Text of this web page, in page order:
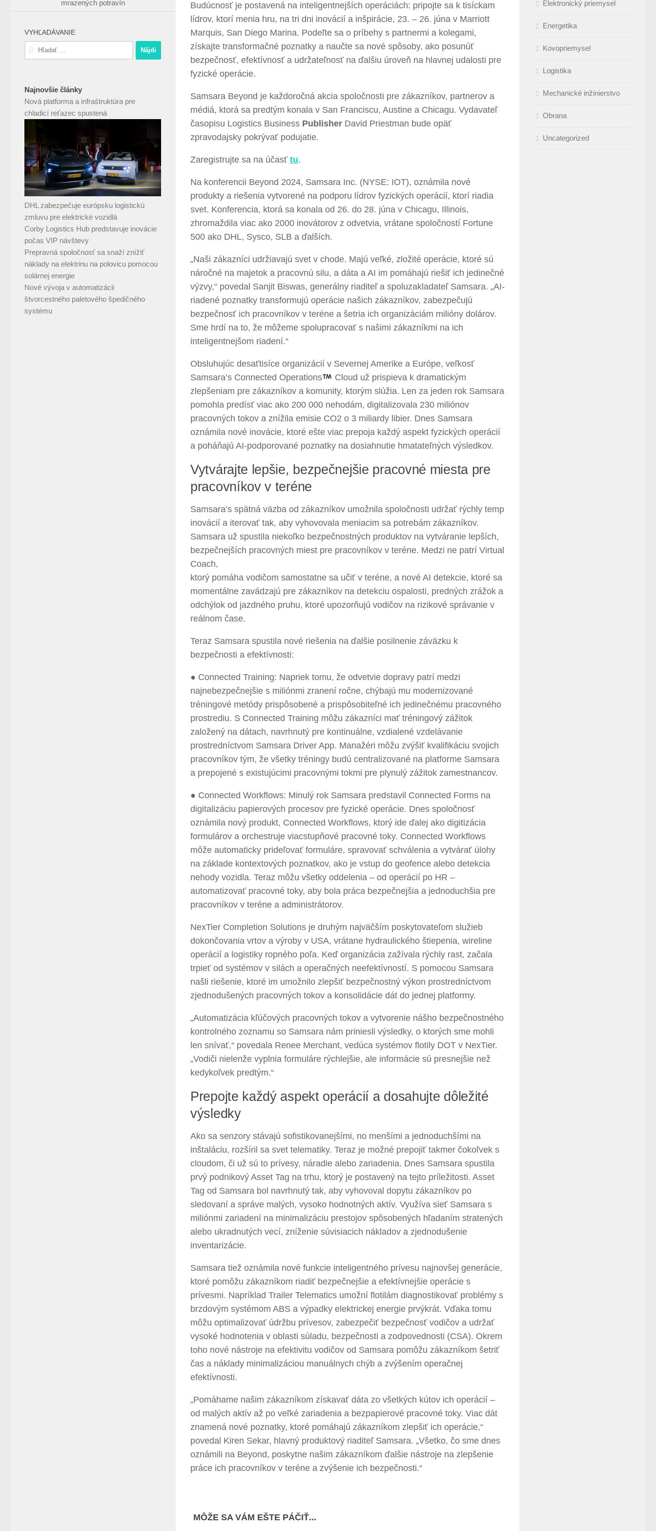
Budúcnosť je postavená na inteligentnejších operáciách: pripojte sa k tisíckam
lídrov, ktorí menia hru, na tri dni inovácií a inšpirácie, 23. – 26. júna v Marriott
Marquis, San Diego Marina. Podeľte sa o príbehy s partnermi a kolegami,
získajte transformačné poznatky a naučte sa nové spôsoby, ako posunúť
bezpečnosť, efektívnosť a udržateľnosť na ďalšiu úroveň na hlavnej udalosti pre
fyzické operácie.
Samsara Beyond je každoročná akcia spoločnosti pre zákazníkov, partnerov a
médiá, ktorá sa predtým konala v San Franciscu, Austine a Chicagu. Vydavateľ
časopisu Logistics Business Publisher David Priestman bude opäť
zpravodajsky pokrývať podujatie.
Zaregistrujte sa na účasť tu.
Na konferencii Beyond 2024, Samsara Inc. (NYSE: IOT), oznámila nové
produkty a riešenia vytvorené na podporu lídrov fyzických operácií, ktorí riadia
svet. Konferencia, ktorá sa konala od 26. do 28. júna v Chicagu, Illinois,
zhromaždila viac ako 2000 inovátorov z odvetvia, vrátane spoločností Fortune
500 ako DHL, Sysco, SLB a ďalších.
„Naši zákazníci udržiavajú svet v chode. Majú veľké, zložité operácie, ktoré sú
náročné na majetok a pracovnú silu, a dáta a AI im pomáhajú riešiť ich jedinečné
výzvy,“ povedal Sanjit Biswas, generálny riaditeľ a spoluzakladateľ Samsara. „AI-
riadené poznatky transformujú operácie našich zákazníkov, zabezpečujú
bezpečnosť ich pracovníkov v teréne a šetria ich organizáciám milióny dolárov.
Sme hrdí na to, že môžeme spolupracovať s našimi zákazníkmi na ich
inteligentnejšom riadení.“
Obsluhujúc desaťtisíce organizácií v Severnej Amerike a Európe, veľkosť
Samsara’s Connected Operations
Cloud už prispieva k dramatickým
zlepšeniam pre zákazníkov a komunity, ktorým slúžia. Len za jeden rok Samsara
pomohla predísť viac ako 200 000 nehodám, digitalizovala 230 miliónov
pracovných tokov a znížila emisie CO2 o 3 miliardy libier. Dnes Samsara
oznámila nové inovácie, ktoré ešte viac prepoja každý aspekt fyzických operácií
a poháňajú AI-podporované poznatky na dosiahnutie hmatateľných výsledkov.
Vytvárajte lepšie, bezpečnejšie pracovné miesta pre
pracovníkov v teréne
Samsara’s spätná väzba od zákazníkov umožnila spoločnosti udržať rýchly temp
inovácií a iterovať tak, aby vyhovovala meniacim sa potrebám zákazníkov.
Samsara už spustila niekoľko bezpečnostných produktov na vytváranie lepších,
bezpečnejších pracovných miest pre pracovníkov v teréne. Medzi ne patrí Virtual
Coach,
ktorý pomáha vodičom samostatne sa učiť v teréne, a nové AI detekcie, ktoré sa
momentálne zavádzajú pre zákazníkov na detekciu ospalosti, predných zrážok a
odchýlok od jazdného pruhu, ktoré upozorňujú vodičov na rizikové správanie v
reálnom čase.
Teraz Samsara spustila nové riešenia na ďalšie posilnenie záväzku k
bezpečnosti a efektívnosti:
● Connected Training: Napriek tomu, že odvetvie dopravy patrí medzi
najnebezpečnejšie s miliónmi zranení ročne, chýbajú mu modernizované
tréningové metódy prispôsobené a prispôsobiteľné ich jedinečnému pracovného
prostrediu. S Connected Training môžu zákazníci mať tréningový zážitok
založený na dátach, navrhnutý pre kontinuálne, vzdialené vzdelávanie
prostredníctvom Samsara Driver App. Manažéri môžu zvýšiť kvalifikáciu svojich
pracovníkov tým, že všetky tréningy budú centralizované na platforme Samsara
a prepojené s existujúcimi pracovnými tokmi pre plynulý zážitok zamestnancov.
● Connected Workflows: Minulý rok Samsara predstavil Connected Forms na
digitalizáciu papierových procesov pre fyzické operácie. Dnes spoločnosť
oznámila nový produkt, Connected Workflows, ktorý ide ďalej ako digitizácia
formulárov a orchestruje viacstupňové pracovné toky. Connected Workflows
môže automaticky prideľovať formuláre, spravovať schválenia a vytvárať úlohy
na základe kontextových poznatkov, ako je vstup do geofence alebo detekcia
nehody vozidla. Teraz môžu všetky oddelenia – od operácií po HR –
automatizovať pracovné toky, aby bola práca bezpečnejšia a jednoduchšia pre
pracovníkov v teréne a administrátorov.
NexTier Completion Solutions je druhým najväčším poskytovateľom služieb
dokončovania vrtov a výroby v USA, vrátane hydraulického štiepenia, wireline
operácií a logistiky ropného poľa. Keď organizácia zažívala rýchly rast, začala
trpieť od systémov v silách a operačných neefektívností. S pomocou Samsara
našli riešenie, ktoré im umožnilo zlepšiť bezpečnostný výkon prostredníctvom
zjednodušených pracovných tokov a konsolidácie dát do jednej platformy.
„Automatizácia kľúčových pracovných tokov a vytvorenie nášho bezpečnostného
kontrolného zoznamu so Samsara nám priniesli výsledky, o ktorých sme mohli
len snívať,“ povedala Renee Merchant, vedúca systémov flotily DOT v NexTier.
„Vodiči nielenže vyplnia formuláre rýchlejšie, ale informácie sú presnejšie než
kedykoľvek predtým.“
Prepojte každý aspekt operácií a dosahujte dôležité
výsledky
Ako sa senzory stávajú sofistikovanejšími, no menšími a jednoduchšími na
inštaláciu, rozšíril sa svet telematiky. Teraz je možné prepojiť takmer čokoľvek s
cloudom, či už sú to prívesy, náradie alebo zariadenia. Dnes Samsara spustila
prvý podnikový Asset Tag na trhu, ktorý je postavený na tejto príležitosti. Asset
Tag od Samsara bol navrhnutý tak, aby vyhovoval dopytu zákazníkov po
sledovaní a správe malých, vysoko hodnotných aktív. Využíva sieť Samsara s
miliónmi zariadení na minimalizáciu prestojov spôsobených hľadaním stratených
alebo ukradnutých vecí, zníženie súvisiacich nákladov a zjednodušenie
inventarizácie.
Samsara tiež oznámila nové funkcie inteligentného prívesu najnovšej generácie,
ktoré pomôžu zákazníkom riadiť bezpečnejšie a efektívnejšie operácie s
prívesmi. Napríklad Trailer Telematics umožní flotilám diagnostikovať problémy s
brzdovým systémom ABS a výpadky elektrickej energie prvýkrát. Vďaka tomu
môžu optimalizovať údržbu prívesov, zabezpečiť bezpečnosť vodičov a udržať
vysoké hodnotenia v oblasti súladu, bezpečnosti a zodpovednosti (CSA). Okrem
toho nové nástroje na efektivitu vodičov od Samsara pomôžu zákazníkom šetriť
čas a náklady minimalizáciou manuálnych chýb a zvýšením operačnej
efektívnosti.
„Pomáhame našim zákazníkom získavať dáta zo všetkých kútov ich operácií –
od malých aktív až po veľké zariadenia a bezpapierové pracovné toky. Viac dát
znamená nové poznatky, ktoré pomáhajú zákazníkom zlepšiť ich operácie,“
povedal Kiren Sekar, hlavný produktový riaditeľ Samsara. „Všetko, čo sme dnes
oznámili na Beyond, poskytne našim zákazníkom ďalšie nástroje na zlepšenie
práce ich pracovníkov v teréne a zvýšenie ich bezpečnosti.“
MÔŽE SA VÁM EŠTE PÁČIŤ...
mrazených potravín
VYHĽADÁVANIE
Hľadať:
Najnovšie články
Nová platforma a infraštruktúra pre
chladicí reťazec spustená
DHL zabezpečuje európsku logistickú
zmluvu pre elektrické vozidlá
Corby Logistics Hub predstavuje inovácie
počas VIP návštevy
Prepravná spoločnosť sa snaží znížiť
náklady na elektrinu na polovicu pomocou
solárnej energie
Nové vývoja v automatizácii
štvorcestného paletového špedičného
systému
Elektronický priemysel
Energetika
Kovopriemysel
Logistika
Mechanické inžinierstvo
Obrana
Uncategorized